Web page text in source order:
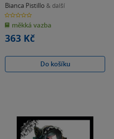
Bianca Pistillo & další
0.0
z
5
hvězdiček
měkká vazba
363 Kč
Do košíku